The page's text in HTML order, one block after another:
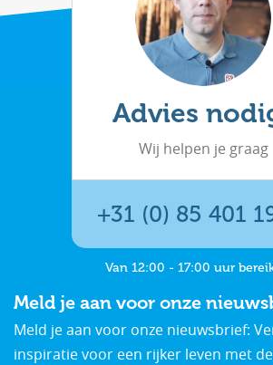
Advies
Wij helpen je graag
+31 (0) 85 401
Van 12:00 - 17:00 uur
Meld je aan voor onze
Meld je aan voor onze nieuwsbrief:
inspiratie voor een rijker leven met